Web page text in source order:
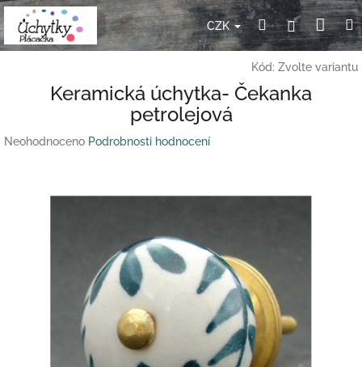
Přejít
na
obsah
CZK HledatPřihlášení
Kód: Zvolte variantu
Keramická úchytka- Čekanka
petrolejová
Průměrné
Neohodnoceno Podrobnosti hodnocení